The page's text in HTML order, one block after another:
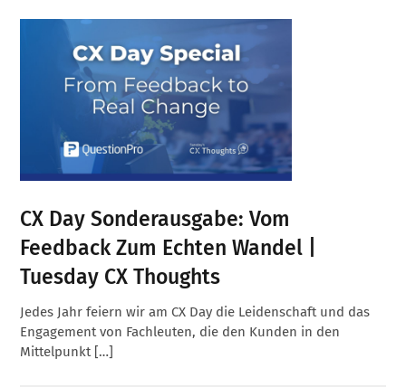
CX Day Sonderausgabe: Vom
Feedback Zum Echten Wandel |
Tuesday CX Thoughts
Jedes Jahr feiern wir am CX Day die Leidenschaft und das
Engagement von Fachleuten, die den Kunden in den
Mittelpunkt […]